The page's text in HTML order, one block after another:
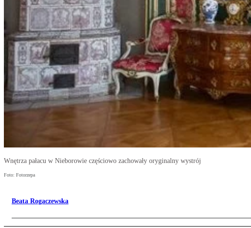
Wnętrza pałacu w Nieborowie częściowo zachowały oryginalny wystrój
Foto: Fotorzepa
Beata Rogaczewska